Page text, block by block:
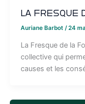
La Fresque
Auriane Barbot /24
La Fresque de la
collective qui
causes et les